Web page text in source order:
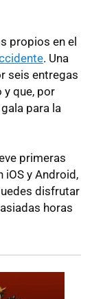
propios en el
. Una
seis entregas
que, por
para la
primeras
iOS y Android,
disfrutar
horas